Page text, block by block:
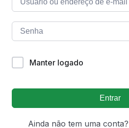
Manter logado
Entrar
Ainda não tem uma conta?